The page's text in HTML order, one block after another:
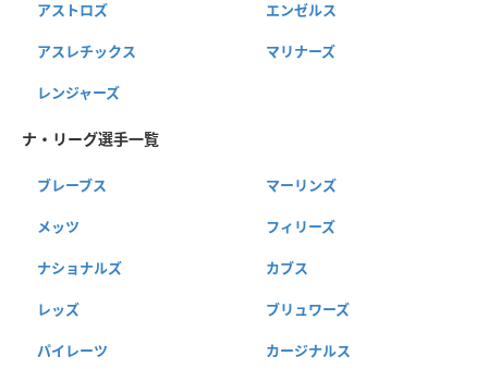
アストロズ エンゼルス
アスレチックス マリナーズ
レンジャーズ
ナ・リーグ選手一覧
ブレーブス マーリンズ
メッツ フィリーズ
ナショナルズ カブス
レッズ ブリュワーズ
パイレーツ カージナルス